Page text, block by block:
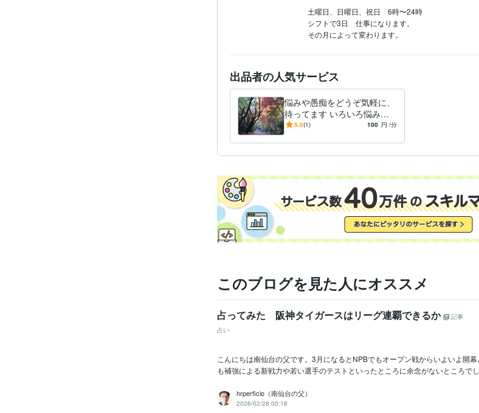
土曜日、日曜日、祝日　6時〜24時
シフトで3日　仕事になります。
出品者の人気サービス
悩みや愚痴をどうぞ気軽に、
待ってます いろいろ悩み
や、言えない愚痴、他人に話
5.0(1) 100 円 /分
このブログを見た人にオススメ
占ってみた 阪神タイガースはリーグ連覇できるか
記事
占い
こんにちは南仙台の父です。3月になるとNPBでもオープン戦からいよいよ開
も補強による新戦力や若い選手のテストといったところに余念がないところで
hrperficio（南仙台の父）
2026/02/28 00:18